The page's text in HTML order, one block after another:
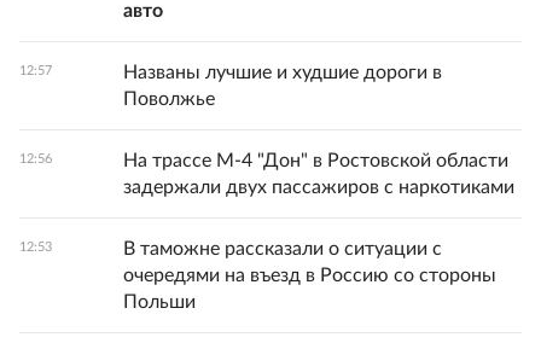
авто
12:57
Названы лучшие и худшие дороги в
Поволжье
12:56
На трассе М-4 "Дон" в Ростовской области
задержали двух пассажиров с наркотиками
12:53
В таможне рассказали о ситуации с
очередями на въезд в Россию со стороны
Польши